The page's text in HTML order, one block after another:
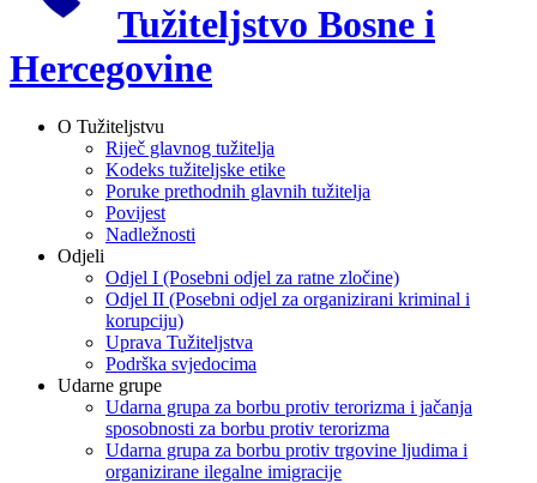
Tužiteljstvo Bosne i
Hercegovine
O Tužiteljstvu
Riječ glavnog tužitelja
Kodeks tužiteljske etike
Poruke prethodnih glavnih tužitelja
Povijest
Nadležnosti
Odjeli
Odjel I (Posebni odjel za ratne zločine)
Odjel II (Posebni odjel za organizirani kriminal i
korupciju)
Uprava Tužiteljstva
Podrška svjedocima
Udarne grupe
Udarna grupa za borbu protiv terorizma i jačanja
sposobnosti za borbu protiv terorizma
Udarna grupa za borbu protiv trgovine ljudima i
organizirane ilegalne imigracije